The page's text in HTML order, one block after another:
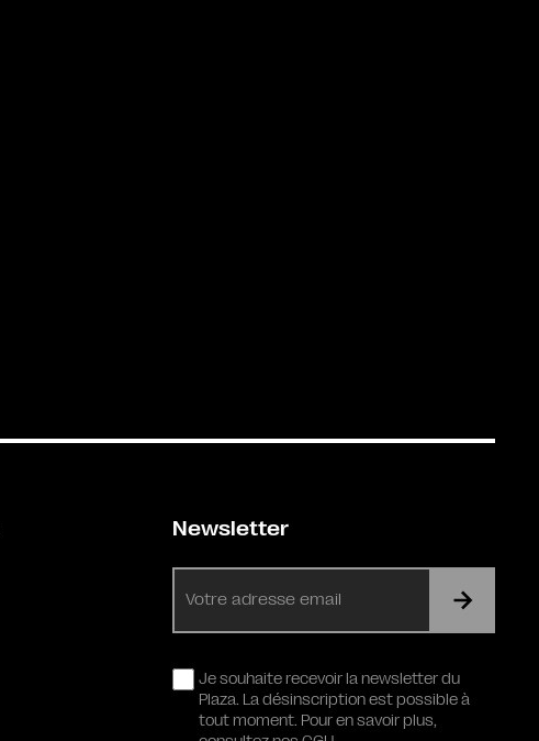
Newsletter
mail
RGPDJe souhaite recevoir la newsletter du
Plaza. La désinscription est possible à
tout moment. Pour en savoir plus,